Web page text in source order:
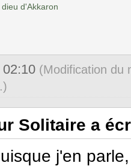
dieu d'Akkaron
(Modification du
.)
Solitaire a
j'en